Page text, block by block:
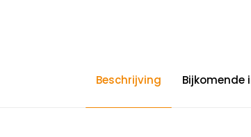
Beschrijving Bijkomende